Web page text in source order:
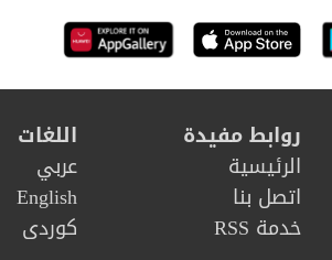
روابط مفيدة
الرئيسية
اتصل بنا
خدمة RSS
اللغات
عربي
English
كوردى